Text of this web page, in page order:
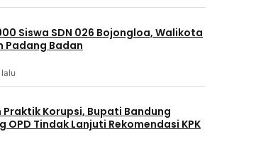
Siswa SDN 026 Bojongloa, Walikota
Padang Badan
Praktik Korupsi, Bupati Bandung
OPD Tindak Lanjuti Rekomendasi KPK